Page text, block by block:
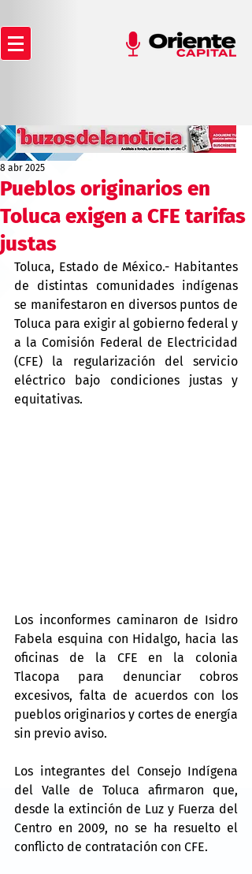
Pueblos originarios en
Toluca exigen a CFE tarifas
justas
8 abr 2025
Toluca, Estado de México.- Habitantes
de distintas comunidades indígenas
se manifestaron en diversos puntos de
Toluca para exigir al gobierno federal y
a la Comisión Federal de Electricidad
(CFE) la regularización del servicio
eléctrico bajo condiciones justas y
equitativas.
Los inconformes caminaron de Isidro
Fabela esquina con Hidalgo, hacia las
oficinas de la CFE en la colonia
Tlacopa para denunciar cobros
excesivos, falta de acuerdos con los
pueblos originarios y cortes de energía
sin previo aviso.
Los integrantes del Consejo Indígena
del Valle de Toluca afirmaron que,
desde la extinción de Luz y Fuerza del
Centro en 2009, no se ha resuelto el
conflicto de contratación con CFE.